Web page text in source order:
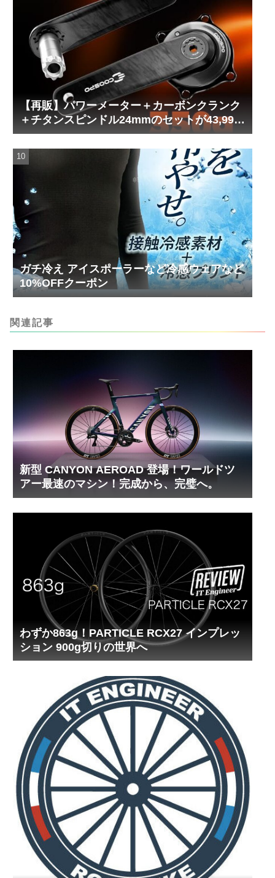
【再販】パワーメーター＋カーボンクランク
＋チタンスピンドル24mmのセットが43,999
円！
ガチ冷え アイスポーラーなど冷感ウェアなど
10%OFFクーポン
関連記事
新型 CANYON AEROAD 登場！ワールドツ
アー最速のマシン！完成から、完璧へ。
わずか863g！PARTICLE RCX27 インプレッ
ション 900g切りの世界へ